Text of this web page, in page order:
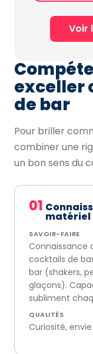
Voir
exceller
de bar
Pour briller
combiner une
un bon sens du
01
matériel
SAVOIR-FAIRE
Connaissance
cocktails de
bar (shakers,
glaçons).
subliment
QUALITÉS
Curiosité,